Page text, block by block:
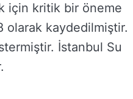
için kritik bir öneme
olarak kaydedilmiştir.
İstanbul Su